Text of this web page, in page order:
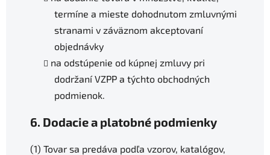
termíne a mieste dohodnutom zmluvnými
stranami v záväznom akceptovaní
objednávky
na odstúpenie od kúpnej zmluvy pri
dodržaní VZPP a týchto obchodných
podmienok.
6. Dodacie a platobné podmienky
(1) Tovar sa predáva podľa vzorov, katalógov,